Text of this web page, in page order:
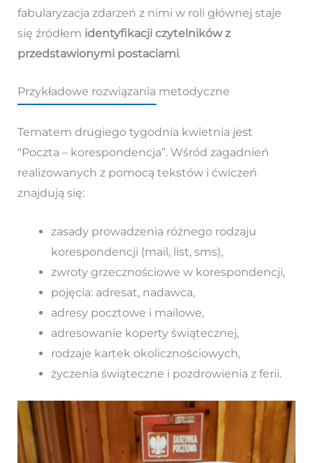
fabularyzacja zdarzeń z nimi w roli głównej staje
się źródłem identyfikacji czytelników z
przedstawionymi postaciami.
Przykładowe rozwiązania metodyczne
Tematem drugiego tygodnia kwietnia jest
“Poczta – korespondencja”. Wśród zagadnień
realizowanych z pomocą tekstów i ćwiczeń
znajdują się:
zasady prowadzenia różnego rodzaju
korespondencji (mail, list, sms),
zwroty grzecznościowe w korespondencji,
pojęcia: adresat, nadawca,
adresy pocztowe i mailowe,
adresowanie koperty świątecznej,
rodzaje kartek okolicznościowych,
życzenia świąteczne i pozdrowienia z ferii.